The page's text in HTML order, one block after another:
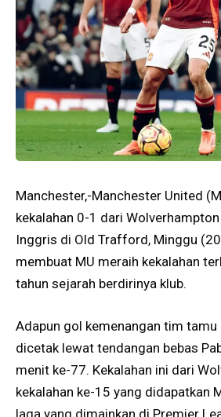
Manchester,-Manchester United
kekalahan 0-1 dari
Inggris di Old Trafford, Minggu
membuat MU meraih kekalahan
tahun sejarah berdirinya klub.
Adapun gol kemenangan tim
dicetak lewat tendangan bebas
menit ke-77. Kekalahan ini dari
kekalahan ke-15 yang didapatkan
laga yang dimainkan di Premier